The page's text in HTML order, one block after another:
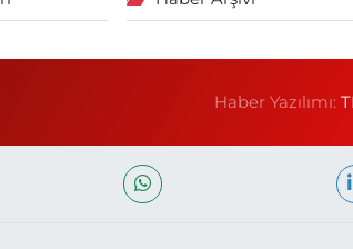
Haber Yazılımı: